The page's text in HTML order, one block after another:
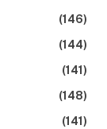
(146)
(144)
(141)
(148)
(141)